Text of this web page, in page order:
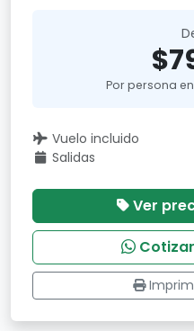
Por persona
Vuelo incluido
Salidas
Ver